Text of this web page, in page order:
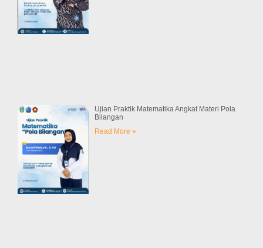
Ujian Praktik Matematika Angkat Materi Pola
Bilangan
Read More »